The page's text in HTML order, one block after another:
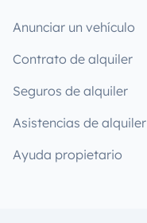
Anunciar un vehículo
Contrato de alquiler
Seguros de alquiler
Asistencias de alquiler
Ayuda propietario